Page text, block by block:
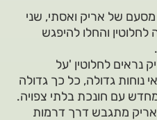
מסעם של אריק ואסתי, שני
והחלו להיפגש
נראים לחלוטין 'על
נוחות גדולה, כל כך גדולה
עם חונכת בלתי צפויה.
מתגבש דרך דרמות